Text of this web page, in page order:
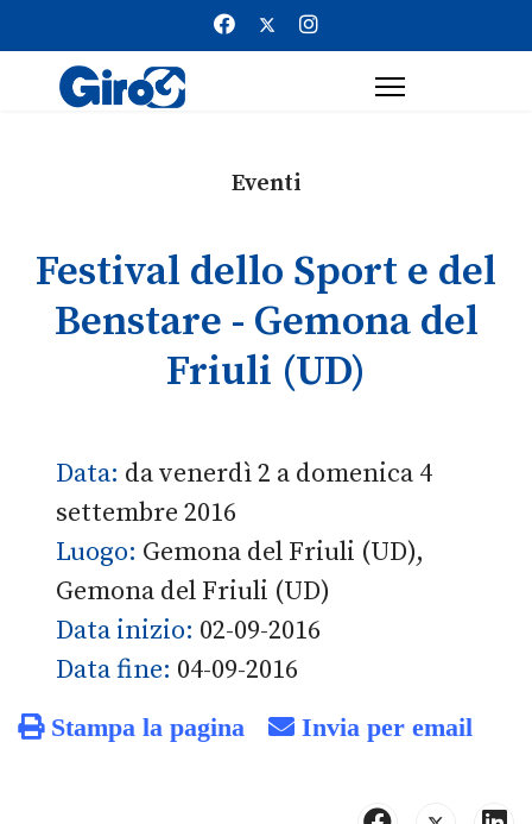
Eventi
Festival dello Sport e del
Benstare - Gemona del
Friuli (UD)
Data: da venerdì 2 a domenica 4
settembre 2016
Luogo: Gemona del Friuli (UD),
Gemona del Friuli (UD)
Data inizio: 02-09-2016
Data fine: 04-09-2016
Stampa la pagina Invia per email